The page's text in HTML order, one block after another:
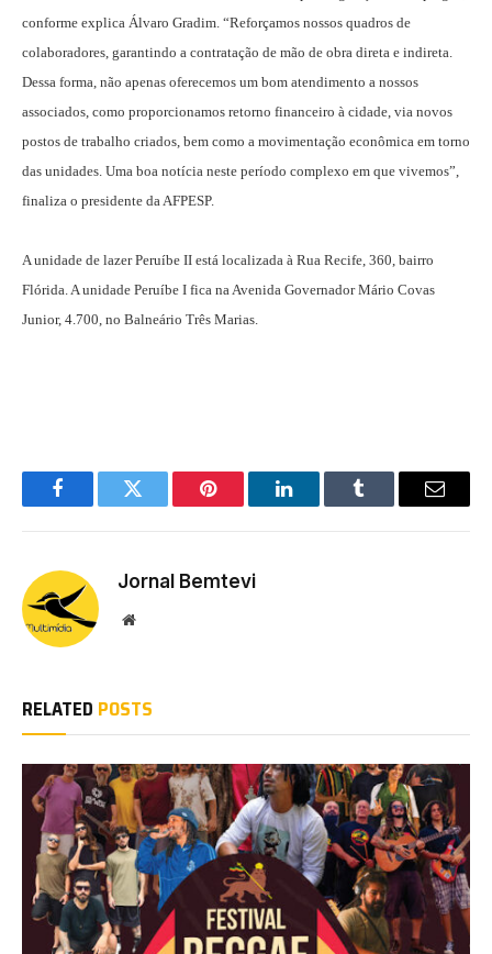
conforme explica Álvaro Gradim. “Reforçamos nossos quadros de
colaboradores, garantindo a contratação de mão de obra direta e indireta.
Dessa forma, não apenas oferecemos um bom atendimento a nossos
associados, como proporcionamos retorno financeiro à cidade, via novos
postos de trabalho criados, bem como a movimentação econômica em torno
das unidades. Uma boa notícia neste período complexo em que vivemos”,
finaliza o presidente da AFPESP.
A unidade de lazer Peruíbe II está localizada à Rua Recife, 360, bairro
Flórida. A unidade Peruíbe I fica na Avenida Governador Mário Covas
Junior, 4.700, no Balneário Três Marias.
FacebookTwitter Pinterest LinkedInTumblr Email
Jornal Bemtevi
Website
RELATED POSTS